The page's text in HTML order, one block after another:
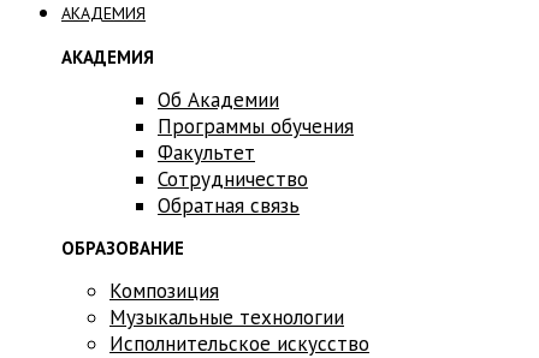
АКАДЕМИЯ
АКАДЕМИЯ
Об Академии
Программы обучения
Факультет
Сотрудничество
Обратная связь
ОБРАЗОВАНИЕ
Композиция
Музыкальные технологии
Исполнительское искусство